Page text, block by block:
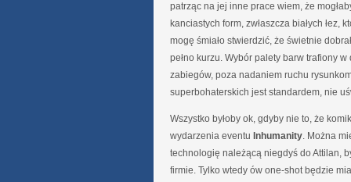
patrząc na jej inne prace wiem, że
kanciastych form, zwłaszcza białych
mogę śmiało stwierdzić, że świetnie
pełno kurzu. Wybór palety barw trafiony
zabiegów, poza nadaniem ruchu
superbohaterskich jest standardem, nie
Wszystko byłoby ok, gdyby nie to, że
wydarzenia eventu Inhumanity. Można
technologię należącą niegdyś do Attilan,
firmie. Tylko wtedy ów one-shot będzie